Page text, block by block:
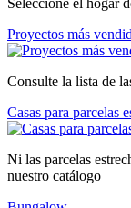
Seleccione el hogar
Proyectos más
Consulte la lista de
Casas para parcelas
Ni las parcelas
nuestro catálogo